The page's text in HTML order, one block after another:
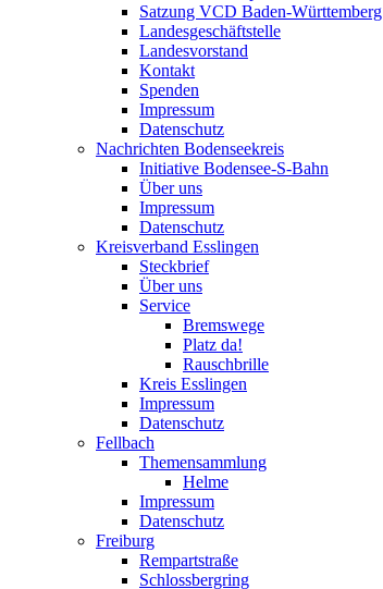
Satzung VCD Baden-Württemberg
Landesgeschäftstelle
Landesvorstand
Kontakt
Spenden
Impressum
Datenschutz
Nachrichten Bodenseekreis
Initiative Bodensee-S-Bahn
Über uns
Impressum
Datenschutz
Kreisverband Esslingen
Steckbrief
Über uns
Service
Bremswege
Platz da!
Rauschbrille
Kreis Esslingen
Impressum
Datenschutz
Fellbach
Themensammlung
Helme
Impressum
Datenschutz
Freiburg
Rempartstraße
Schlossbergring